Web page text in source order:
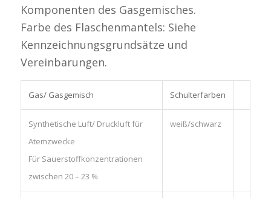
Komponenten des Gasgemisches.
Farbe des Flaschenmantels: Siehe
Kennzeichnungsgrundsätze und
Vereinbarungen.
Gas/ Gasgemisch Schulterfarben
Synthetische Luft/ Druckluft für
Atemzwecke
Für Sauerstoffkonzentrationen
zwischen 20 – 23 %
weiß/schwarz